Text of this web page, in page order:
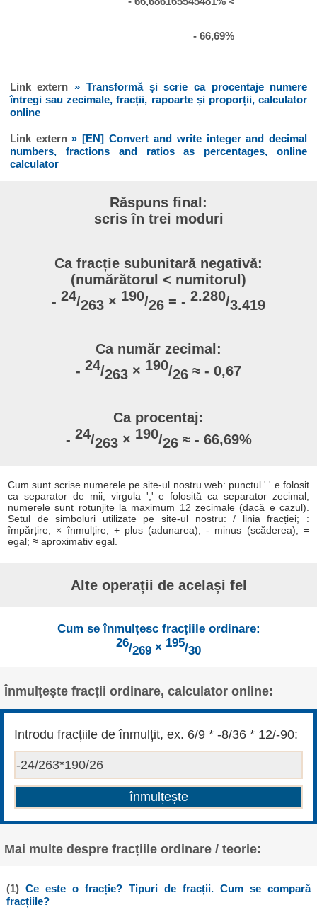
- 66,69%
Link extern» Transformă și scrie ca procentaje numere
întregi sau zecimale, fracții, rapoarte și proporții, calculator
online
Link extern» [EN] Convert and write integer and decimal
numbers, fractions and ratios as percentages, online
calculator
Răspuns final:
scris în trei moduri
Ca fracție subunitară negativă:
(numărătorul < numitorul)
- 24/263 × 190/26 = - 2.280/3.419
Ca număr zecimal:
- 24/263 × 190/26 ≈ - 0,67
Ca procentaj:
- 24/263 × 190/26 ≈ - 66,69%
Cum sunt scrise numerele pe site-ul nostru web: punctul '.' e folosit
ca separator de mii; virgula ',' e folosită ca separator zecimal;
numerele sunt rotunjite la maximum 12 zecimale (dacă e cazul).
Setul de simboluri utilizate pe site-ul nostru: / linia fracției; :
împărțire; × înmulțire; + plus (adunarea); - minus (scăderea); =
egal; ≈ aproximativ egal.
Alte operații de același fel
Cum se înmulțesc fracțiile ordinare:
26/269 × 195/30
Înmulțește fracții ordinare, calculator online:
Introdu fracțiile de înmulțit, ex. 6/9 * -8/36 * 12/-90:
Mai multe despre fracțiile ordinare / teorie:
(1) Ce este o fracție? Tipuri de fracții. Cum se compară
fracțiile?